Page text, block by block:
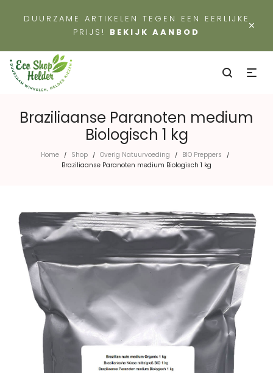
×
DUURZAME ARTIKELEN TEGEN EEN EERLIJKE
PRIJS! BEKIJK AANBOD
Braziliaanse Paranoten medium
Biologisch 1 kg
Home / Shop / Overig Natuurvoeding / BIO Preppers /
Braziliaanse Paranoten medium Biologisch 1 kg